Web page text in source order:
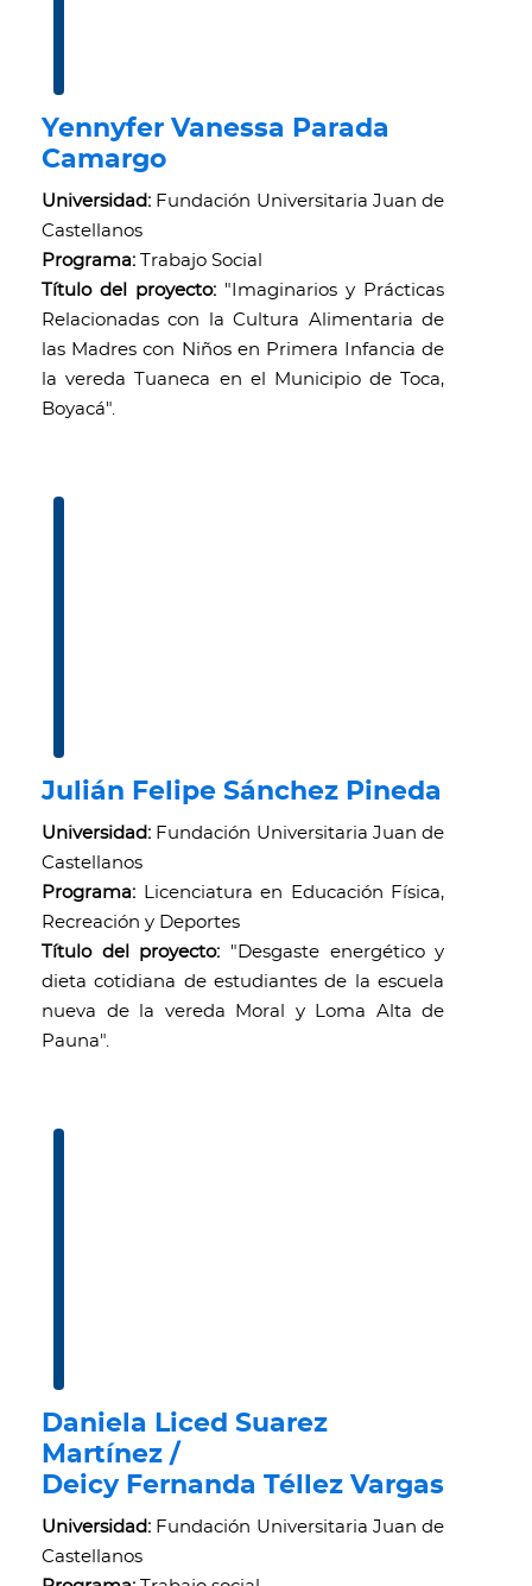
Yennyfer Vanessa Parada
Camargo
Universidad: Fundación Universitaria Juan de
Castellanos
Programa: Trabajo Social
Título del proyecto: "Imaginarios y Prácticas
Relacionadas con la Cultura Alimentaria de
las Madres con Niños en Primera Infancia de
la vereda Tuaneca en el Municipio de Toca,
Boyacá".
Julián Felipe Sánchez Pineda
Universidad: Fundación Universitaria Juan de
Castellanos
Programa: Licenciatura en Educación Física,
Recreación y Deportes
Título del proyecto: "Desgaste energético y
dieta cotidiana de estudiantes de la escuela
nueva de la vereda Moral y Loma Alta de
Pauna".
Daniela Liced Suarez
Martínez /
Deicy Fernanda Téllez Vargas
Universidad: Fundación Universitaria Juan de
Castellanos